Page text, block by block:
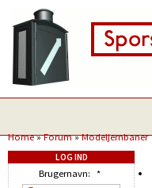
Home»Forum»Modeljernbaner
LOG IND
Brugernavn: *